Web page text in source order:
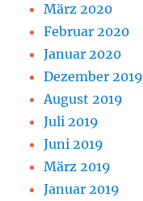
März 2020
Februar 2020
Januar 2020
Dezember 2019
August 2019
Juli 2019
Juni 2019
März 2019
Januar 2019